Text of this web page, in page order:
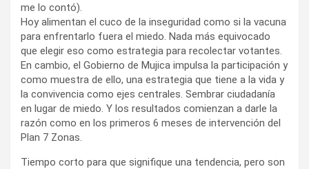
me lo contó).
Hoy alimentan el cuco de la inseguridad como si la vacuna
para enfrentarlo fuera el miedo. Nada más equivocado
que elegir eso como estrategia para recolectar votantes.
En cambio, el Gobierno de Mujica impulsa la participación y
como muestra de ello, una estrategia que tiene a la vida y
la convivencia como ejes centrales. Sembrar ciudadanía
en lugar de miedo. Y los resultados comienzan a darle la
razón como en los primeros 6 meses de intervención del
Plan 7 Zonas.
Tiempo corto para que signifique una tendencia, pero son